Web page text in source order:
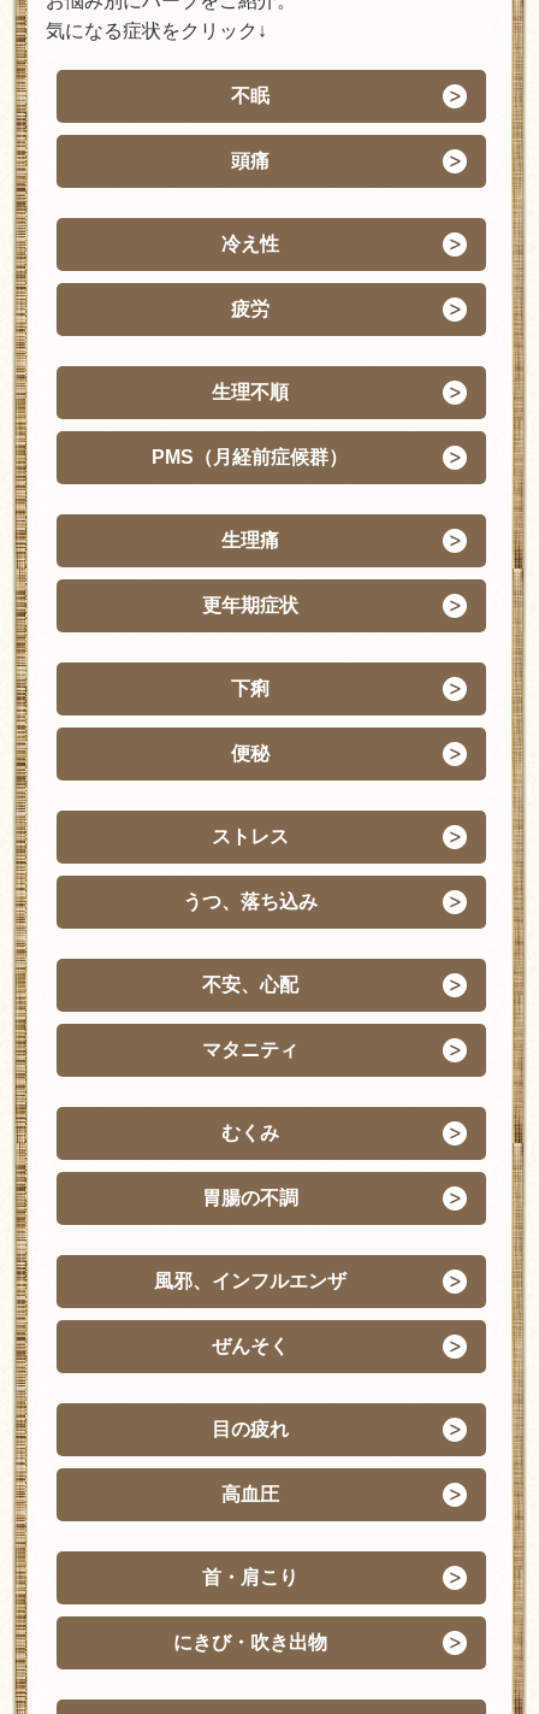
気になる症状をクリック↓
不眠
頭痛
冷え性
疲労
生理不順
PMS（月経前症候群）
生理痛
更年期症状
下痢
便秘
ストレス
うつ、落ち込み
不安、心配
マタニティ
むくみ
胃腸の不調
風邪、インフルエンザ
ぜんそく
目の疲れ
高血圧
首・肩こり
にきび・吹き出物